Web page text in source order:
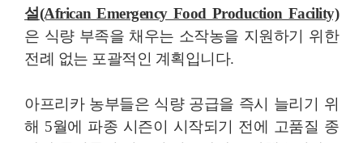
설(African Emergency Food Production Facility)
은 식량 부족을 채우는 소작농을 지원하기 위한
전례 없는 포괄적인 계획입니다.
아프리카 농부들은 식량 공급을 즉시 늘리기 위
해 5월에 파종 시즌이 시작되기 전에 고품질 종